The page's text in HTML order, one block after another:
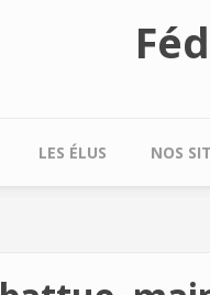
LES ÉLUS NOS